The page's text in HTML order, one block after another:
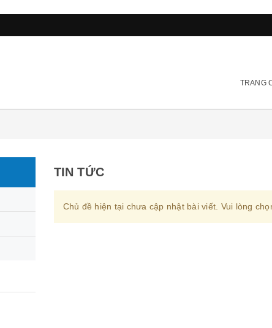
TRANG
TIN TỨC
Chủ đề hiện tại chưa cập nhật bài viết. Vui lòng